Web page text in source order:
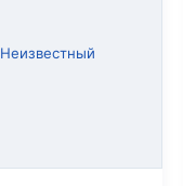
Неизвестный